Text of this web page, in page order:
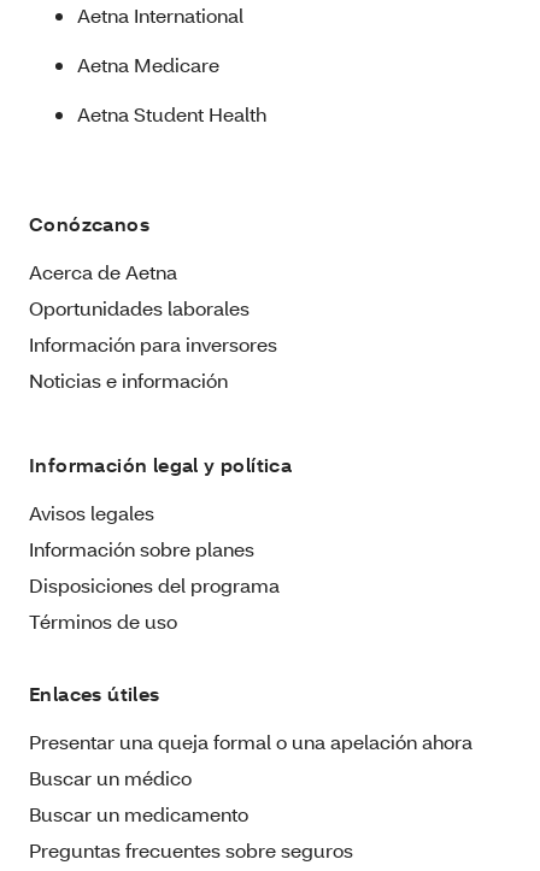
Aetna International
Aetna Medicare
Aetna Student Health
Conózcanos
Acerca de Aetna
Oportunidades laborales
Información para inversores
Noticias e información
Información legal y política
Avisos legales
Información sobre planes
Disposiciones del programa
Términos de uso
Enlaces útiles
Presentar una queja formal o una apelación ahora
Buscar un médico
Buscar un medicamento
Preguntas frecuentes sobre seguros